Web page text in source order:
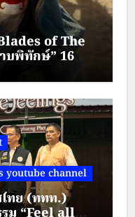
of The
บพิทักษ์” 16
Now
youtube channel
ไทย (ททท.)